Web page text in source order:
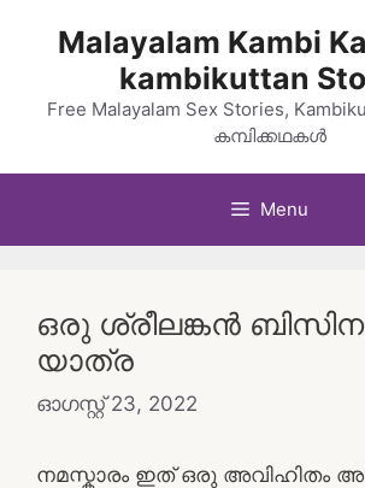
Malayalam Kambi
kambikuttan
Free Malayalam Sex Stories,
കമ്പിക്കഥകൾ
Menu
ഒരു ശ്രീലങ്കൻ
യാത്ര
ഓഗസ്റ്റ്‌ 23, 2022
നമസ്കാരം ഇത് ഒരു അവിഹിതം